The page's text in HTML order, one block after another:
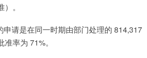
。
申请是在同一时期由部门处理的 814,317
率为 71%。